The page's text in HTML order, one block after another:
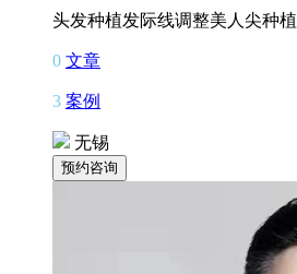
头发种植发际线调整美人尖种植
0 文章
3 案例
无锡